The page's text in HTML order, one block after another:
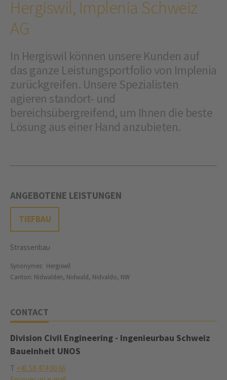
Hergiswil, Implenia Schweiz
AG
In Hergiswil können unsere Kunden auf
das ganze Leistungsportfolio von Implenia
zurückgreifen. Unsere Spezialisten
agieren standort- und
bereichsübergreifend, um Ihnen die beste
Lösung aus einer Hand anzubieten.
ANGEBOTENE LEISTUNGEN
TIEFBAU
Strassenbau
Synonymes: Hergiswil
Canton: Nidwalden, Nidwald, Nidvaldo, NW
CONTACT
Division Civil Engineering - Ingenieurbau Schweiz
Baueinheit UNOS
T +41 58 474 00 66